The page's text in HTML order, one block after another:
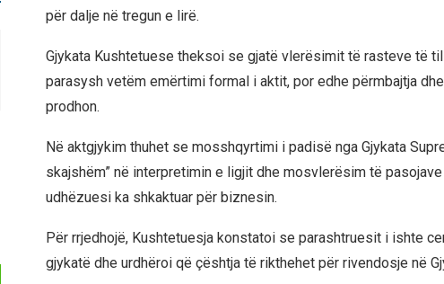
për dalje në tregun e lirë.
Gjykata Kushtetuese theksoi se gjatë vlerësimit të rasteve të
parasysh vetëm emërtimi formal i aktit, por edhe përmbajtja
prodhon.
Në aktgjykim thuhet se mosshqyrtimi i padisë nga Gjykata
skajshëm” në interpretimin e ligjit dhe mosvlerësim të
udhëzuesi ka shkaktuar për biznesin.
Për rrjedhojë, Kushtetuesja konstatoi se parashtruesit i ishte
gjykatë dhe urdhëroi që çështja të rikthehet për rivendosje në